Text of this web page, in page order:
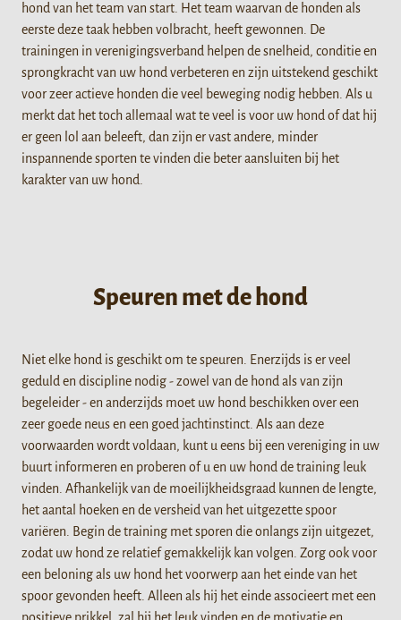
hond van het team van start. Het team waarvan de honden als
eerste deze taak hebben volbracht, heeft gewonnen. De
trainingen in verenigingsverband helpen de snelheid, conditie en
sprongkracht van uw hond verbeteren en zijn uitstekend geschikt
voor zeer actieve honden die veel beweging nodig hebben. Als u
merkt dat het toch allemaal wat te veel is voor uw hond of dat hij
er geen lol aan beleeft, dan zijn er vast andere, minder
inspannende sporten te vinden die beter aansluiten bij het
karakter van uw hond.
Speuren met de hond
Niet elke hond is geschikt om te speuren. Enerzijds is er veel
geduld en discipline nodig - zowel van de hond als van zijn
begeleider - en anderzijds moet uw hond beschikken over een
zeer goede neus en een goed jachtinstinct. Als aan deze
voorwaarden wordt voldaan, kunt u eens bij een vereniging in uw
buurt informeren en proberen of u en uw hond de training leuk
vinden. Afhankelijk van de moeilijkheidsgraad kunnen de lengte,
het aantal hoeken en de versheid van het uitgezette spoor
variëren. Begin de training met sporen die onlangs zijn uitgezet,
zodat uw hond ze relatief gemakkelijk kan volgen. Zorg ook voor
een beloning als uw hond het voorwerp aan het einde van het
spoor gevonden heeft. Alleen als hij het einde associeert met een